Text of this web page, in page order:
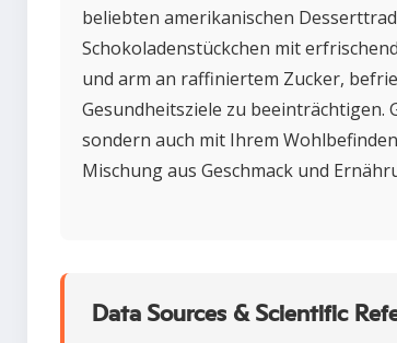
beliebten amerikanischen
Schokoladenstückchen mit
und arm an raffiniertem Zucker,
Gesundheitsziele zu beeinträchtigen.
sondern auch mit Ihrem
Mischung aus Geschmack und
Data Sources & Scientific